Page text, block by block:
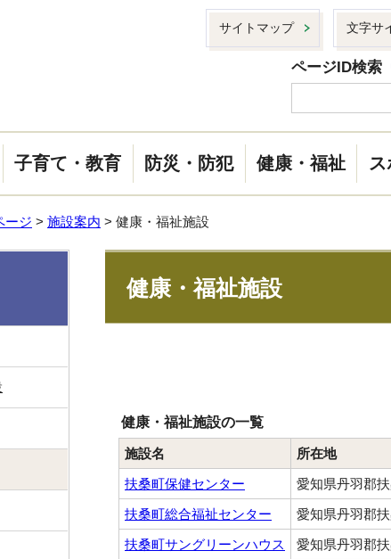
サイトマップ 文字サ
ページID検索
子育て・教育 防災・防犯 健康・福祉
ージ > 施設案内 > 健康・福祉施設
健康・福祉施設
健康・福祉施設の一覧
施設名 所在地
扶桑町保健センター
愛知県丹羽郡
扶桑町総合福祉センター
愛知県丹羽郡
扶桑町サングリーンハウス
愛知県丹羽郡